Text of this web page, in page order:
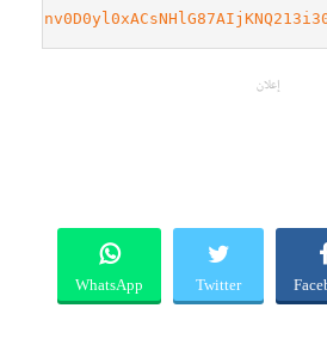
إعلان
Twitter
WhatsApp